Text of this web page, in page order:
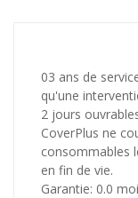
03 ans de
qu'une
2 jours
CoverPlus ne
consommables
en fin de vie.
Garantie: 0.0